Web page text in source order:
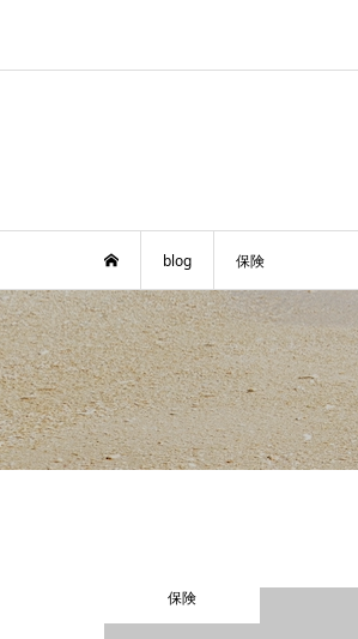
blog 保険
保険